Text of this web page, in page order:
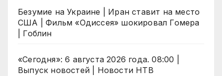
Безумие на Украине | Иран ставит на место
США | Фильм «Одиссея» шокировал Гомера
| Гоблин
«Сегодня»: 6 августа 2026 года. 08:00 |
Выпуск новостей | Новости НТВ